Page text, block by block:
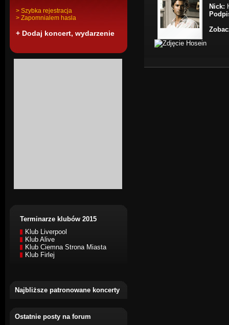
> Szybka rejestracja
> Zapomnialem hasla
+ Dodaj koncert, wydarzenie
Terminarze klubów 2015
Klub Liverpool
Klub Alive
Klub Ciemna Strona Miasta
Klub Firlej
Najbliższe patronowane koncerty
Ostatnie posty na forum
Nick: